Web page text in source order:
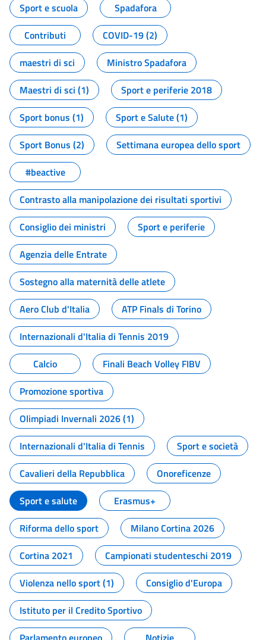
Sport e scuola
Spadafora
Contributi
COVID-19 (2)
maestri di sci
Ministro Spadafora
Maestri di sci (1)
Sport e periferie 2018
Sport bonus (1)
Sport e Salute (1)
Sport Bonus (2)
Settimana europea dello sport
#beactive
Contrasto alla manipolazione dei risultati sportivi
Consiglio dei ministri
Sport e periferie
Agenzia delle Entrate
Sostegno alla maternità delle atlete
Aero Club d'Italia
ATP Finals di Torino
Internazionali d'Italia di Tennis 2019
Calcio
Finali Beach Volley FIBV
Promozione sportiva
Olimpiadi Invernali 2026 (1)
Internazionali d'Italia di Tennis
Sport e società
Cavalieri della Repubblica
Onoreficenze
Sport e salute
Erasmus+
Riforma dello sport
Milano Cortina 2026
Cortina 2021
Campionati studenteschi 2019
Violenza nello sport (1)
Consiglio d'Europa
Istituto per il Credito Sportivo